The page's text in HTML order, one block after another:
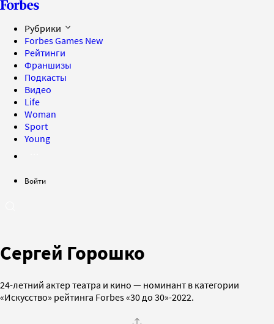
Рубрики
Forbes Games New
Рейтинги
Франшизы
Подкасты
Видео
Life
Woman
Sport
Young
Войти
Сергей Горошко
24-летний актер театра и кино — номинант в категории
«Искусство» рейтинга Forbes «30 до 30»-2022.